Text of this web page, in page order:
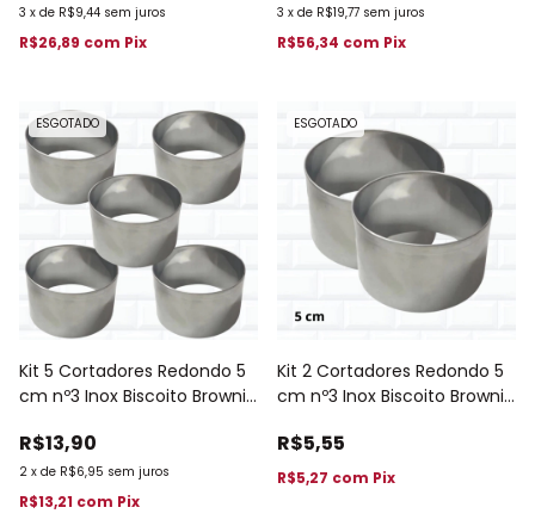
3 x de R$9,44 sem juros
R$26,89 com Pix
3 x de R$19,77 sem juros
R$56,34 com Pix
ESGOTADO
Kit 5 Cortadores Redondo 5
cm nº3 Inox Biscoito Brownie
R$13,90
2 x de R$6,95 sem juros
R$13,21 com Pix
ESGOTADO
Kit 2 Cortadores Redondo 5
cm nº3 Inox Biscoito Brownie
R$5,55
R$5,27 com Pix